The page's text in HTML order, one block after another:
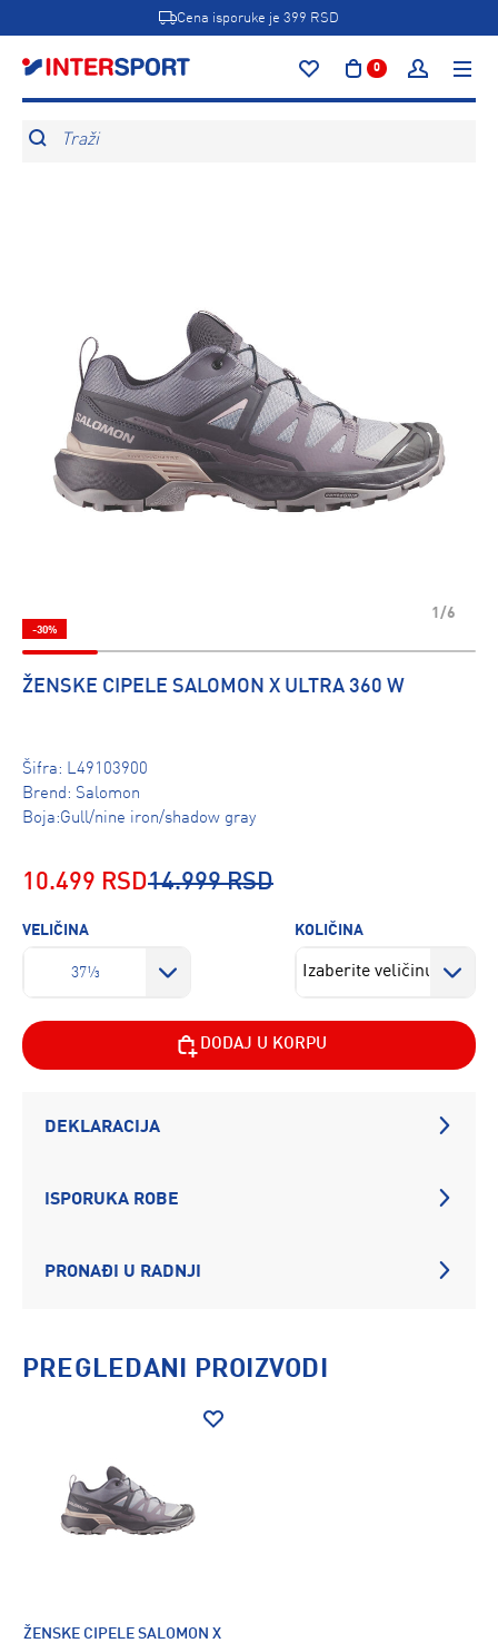
Cena isporuke je 399 RSD
0
Traži
1/6
-30%
ŽENSKE CIPELE SALOMON X ULTRA 360 W
Šifra: L49103900
Brend: Salomon
Boja:Gull/nine iron/shadow gray
10.499 RSD14.999 RSD
VELIČINA
37⅓
KOLIČINA
DODAJ U KORPU
DEKLARACIJA
ISPORUKA ROBE
PRONAĐI U RADNJI
PREGLEDANI PROIZVODI
ŽENSKE CIPELE SALOMON X